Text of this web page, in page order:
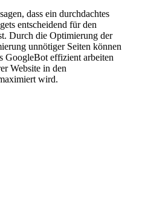
dass ein durchdachtes
entscheidend für den
Durch die Optimierung der
unnötiger Seiten können
GoogleBot effizient arbeiten
Website in den
wird.